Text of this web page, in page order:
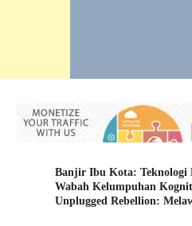
Banjir Ibu Kota: Teknologi
Wabah Kelumpuhan
Unplugged Rebellion: